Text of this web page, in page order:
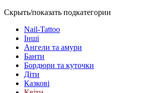
Скрыть/показать подкатегории
Nail-Tattoo
Інші
Ангели та амури
Банти
Бордюри та куточки
Діти
Казкові